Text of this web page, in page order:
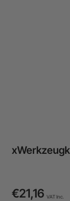
€21,16 VAT Inc.